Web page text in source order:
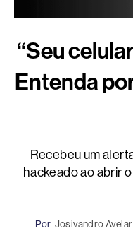
“Seu
Entenda
Recebeu um
hackeado ao abrir
Por Josivandro Avelar